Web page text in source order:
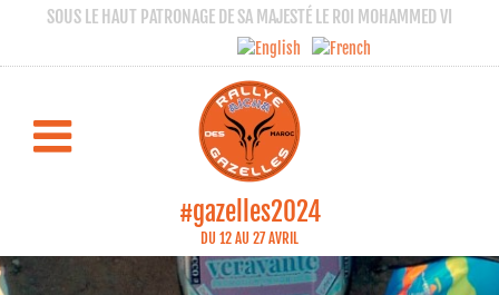
SOUS LE HAUT PATRONAGE DE SA MAJESTÉ LE ROI MOHAMMED VI
#gazelles2024
DU 12 AU 27 AVRIL